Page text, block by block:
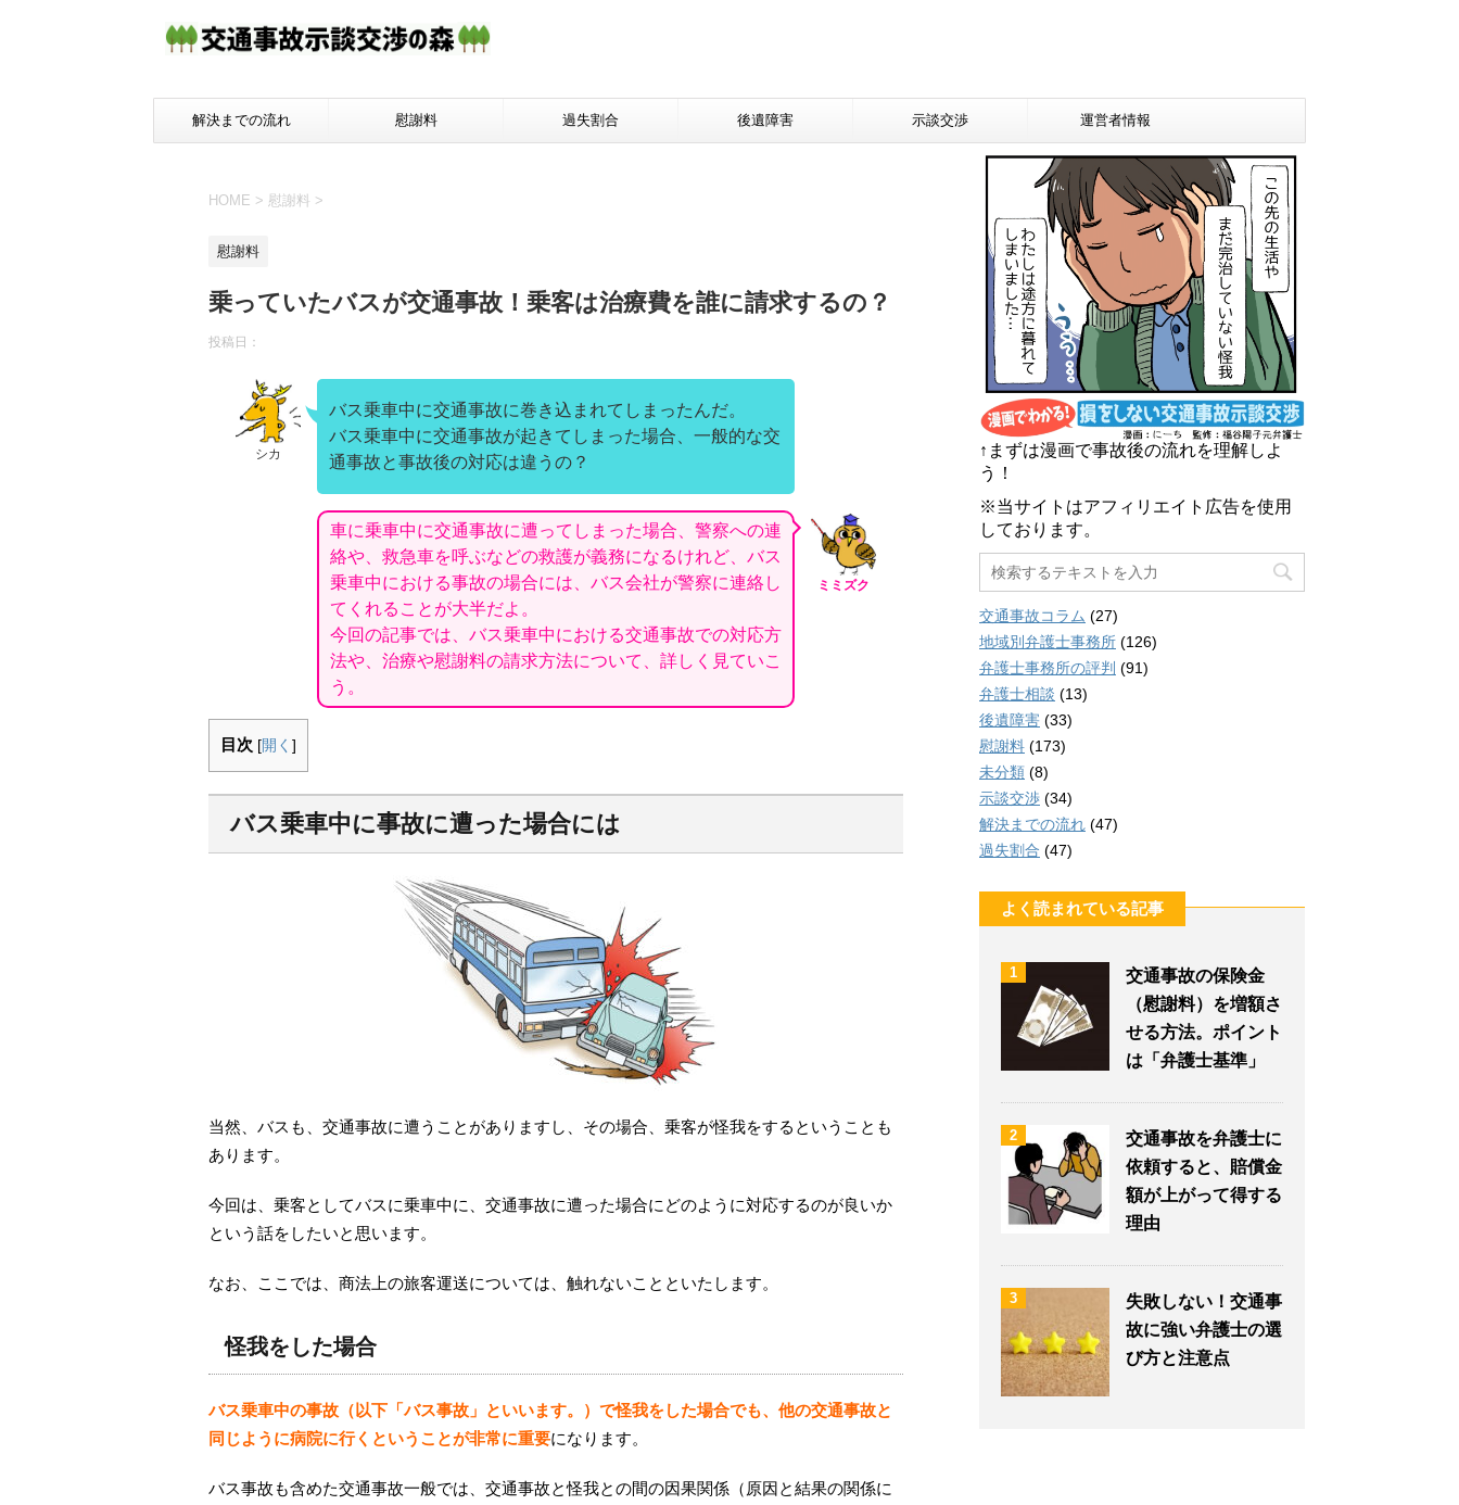
解決までの流れ 慰謝料 過失割合 後遺障害 示談交渉 運営者情報
HOME > 慰謝料 >
慰謝料
乗っていたバスが交通事故！乗客は治療費を誰に請求するの？
投稿日：
シカ
バス乗車中に交通事故に巻き込まれてしまったんだ。
バス乗車中に交通事故が起きてしまった場合、一般的な交
通事故と事故後の対応は違うの？
ミミズク
車に乗車中に交通事故に遭ってしまった場合、警察への連
絡や、救急車を呼ぶなどの救護が義務になるけれど、バス
乗車中における事故の場合には、バス会社が警察に連絡し
てくれることが大半だよ。
今回の記事では、バス乗車中における交通事故での対応方
法や、治療や慰謝料の請求方法について、詳しく見ていこ
う。
目次 [開く ]
バス乗車中に事故に遭った場合には
当然、バスも、交通事故に遭うことがありますし、その場合、乗客が怪我をするということも
あります。
今回は、乗客としてバスに乗車中に、交通事故に遭った場合にどのように対応するのが良いか
という話をしたいと思います。
なお、ここでは、商法上の旅客運送については、触れないことといたします。
怪我をした場合
バス乗車中の事故（以下「バス事故」といいます。）で怪我をした場合でも、他の交通事故と
同じように病院に行くということが非常に重要になります。
バス事故も含めた交通事故一般では、交通事故と怪我との間の因果関係（原因と結果の関係に
↑まずは漫画で事故後の流れを理解しよ
う！
※当サイトはアフィリエイト広告を使用
しております。
交通事故コラム (27)
地域別弁護士事務所 (126)
弁護士事務所の評判 (91)
弁護士相談 (13)
後遺障害 (33)
慰謝料 (173)
未分類 (8)
示談交渉 (34)
解決までの流れ (47)
過失割合 (47)
よく読まれている記事
1
交通事故の保険金
（慰謝料）を増額さ
せる方法。ポイント
は「弁護士基準」
2
交通事故を弁護士に
依頼すると、賠償金
額が上がって得する
理由
3
失敗しない！交通事
故に強い弁護士の選
び方と注意点